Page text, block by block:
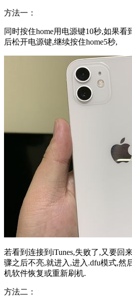
方法一：
同时按住home用电源键10秒,如果
后松开电源键,继续按住home5秒,
若看到连接到iTunes,失败了,又要回
骤之后不亮,就进入,进入.dfu模式,然
机软件恢复或重新刷机.
方法二：